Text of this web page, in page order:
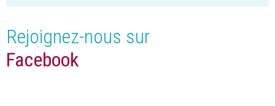
Rejoignez-nous sur
Facebook